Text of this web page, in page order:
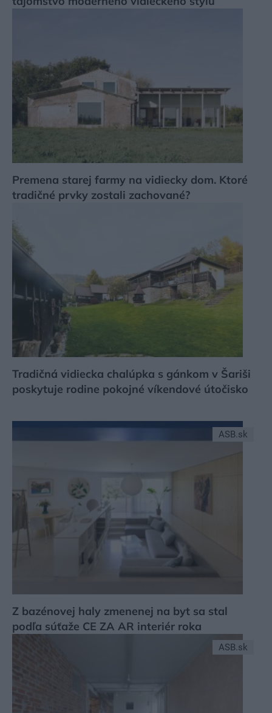
Premena starej farmy na vidiecky dom. Ktoré
tradičné prvky zostali zachované?
Tradičná vidiecka chalúpka s gánkom v Šariši
poskytuje rodine pokojné víkendové útočisko
ASB.sk
Z bazénovej haly zmenenej na byt sa stal
podľa súťaže CE ZA AR interiér roka
ASB.sk